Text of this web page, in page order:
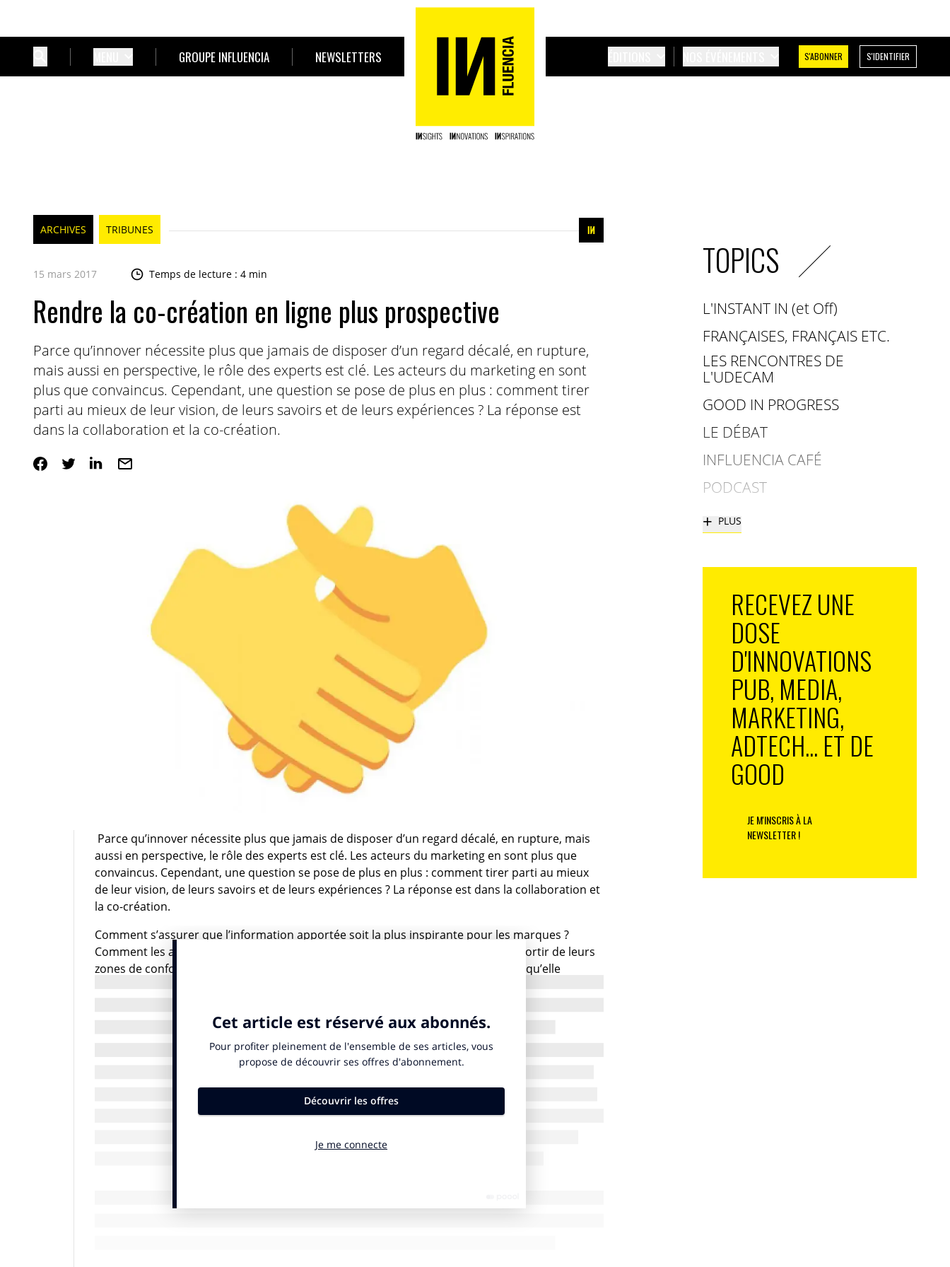
GROUPE INFLUENCIA NEWSLETTERS S'ABONNER S'IDENTIFIER
ARCHIVES TRIBUNES
15 mars 2017 Temps de lecture : 4 min
Rendre la co-création en ligne plus prospective
Parce qu’innover nécessite plus que jamais de disposer d’un regard décalé, en rupture,
mais aussi en perspective, le rôle des experts est clé. Les acteurs du marketing en sont
plus que convaincus. Cependant, une question se pose de plus en plus : comment tirer
parti au mieux de leur vision, de leurs savoirs et de leurs expériences ? La réponse est
dans la collaboration et la co-création.
Parce qu’innover nécessite plus que jamais de disposer d’un regard décalé, en rupture, mais
aussi en perspective, le rôle des experts est clé. Les acteurs du marketing en sont plus que
convaincus. Cependant, une question se pose de plus en plus : comment tirer parti au mieux
de leur vision, de leurs savoirs et de leurs expériences ? La réponse est dans la collaboration et
la co-création.
Comment s’assurer que l’information apportée soit la plus inspirante pour les marques ?
Comment les amener à avoir un regard plus créatif, c’est-à-dire les autorisant à sortir de leurs
zones de confort ? Bref, comment rendre l’interview d’experts plus efficient pour qu’elle
Le modèle des plateformes communautaires et collaboratives en ligne vient s’enrichir d’une
nouvelle dimension. L’idée : réunir des experts et influenceurs, qui, en apportant leur regard
affûté et en interagissant entre eux, vont créer une expérience inédite pour les contributeurs,
des insights plus créatifs et plus transverses, car issus des interactions multiples entre les
experts et le pilote d’une étude endossant le rôle de community manager.
Un modèle inspiré des modèles collaboratifs des chercheurs scientifiques
working créés dans les universités (travailler entre pairs), et en utilisant les possibilités
TOPICS
L'INSTANT IN (et Off)
FRANÇAISES, FRANÇAIS ETC.
LES RENCONTRES DE
L'UDECAM
GOOD IN PROGRESS
LE DÉBAT
INFLUENCIA CAFÉ
PODCAST
+ PLUS
RECEVEZ UNE
DOSE
D'INNOVATIONS
PUB, MEDIA,
MARKETING,
ADTECH... ET DE
GOOD
JE M'INSCRIS À LA
NEWSLETTER !